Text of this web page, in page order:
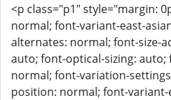
<p class="p1" style="margin:
normal; font-variant-east-
alternates: normal; font-size-
auto; font-optical-sizing:
normal; font-variation-
position: normal; font-